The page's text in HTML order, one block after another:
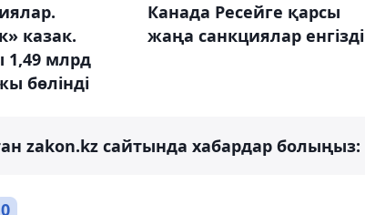
казак.
1,49 млрд
бөлінді
Канада Ресейге қарсы
жаңа санкциялар енгізді
zakon.kz сайтында хабардар болыңыз:
0